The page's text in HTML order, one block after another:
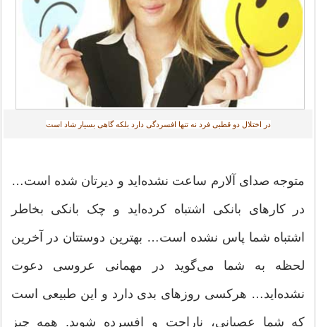
در اختلال دو قطبی فرد نه تنها افسردگی دارد بلکه گاهی بسیار شاد است‎
متوجه صدای آلارم ساعت نشده‌اید و دیرتان شده است…
در کارهای بانکی اشتباه کرده‌اید و چک بانکی بخاطر
اشتباه شما پاس نشده است… بهترین دوستتان در آخرین
لحظه به شما می‌گوید در مهمانی عروسی دعوت
نشده‌اید… هرکسی روزهای بدی دارد و این طبیعی است
که شما عصبانی، ناراحت و افسرده شوید. همه چیز